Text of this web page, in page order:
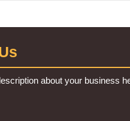
about your business